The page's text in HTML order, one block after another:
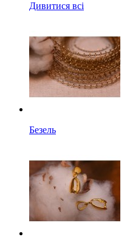
Дивитися всі
Безель